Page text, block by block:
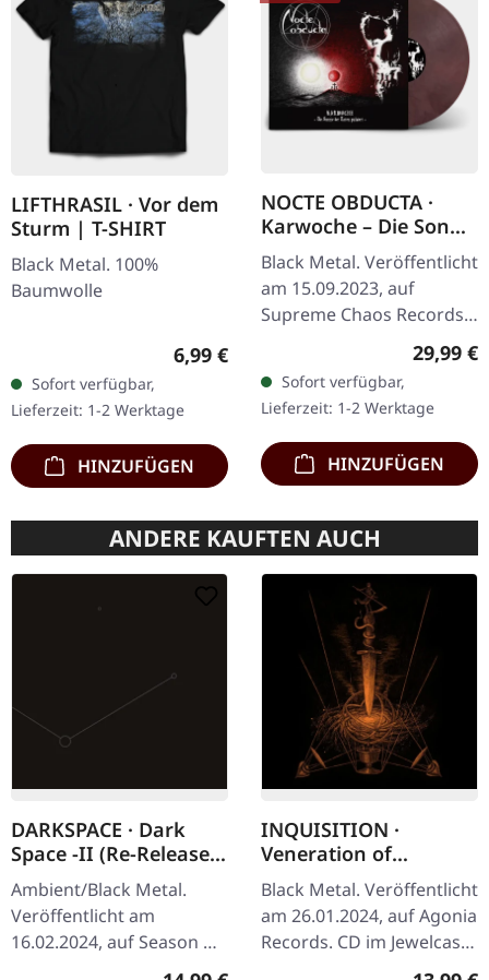
LIFTHRASIL · Vor dem
Sturm | T-SHIRT
Black Metal. 100%
Baumwolle
Regulärer Preis:
6,99 €
Sofort verfügbar,
Lieferzeit: 1-2 Werktage
HINZUFÜGEN
NOCTE OBDUCTA ·
Karwoche – Die Sonne
der Toten pulsiert |
CLEAR/RED MARBLED
LP
Black Metal. Veröffentlicht
am 15.09.2023, auf
Supreme Chaos Records.
Clear/Rot/Weiß/Schwarz
marmoriertes Vinyl im
Gatefold-Cover mit Insert,
…
29,99 €
Sofort verfügbar,
Lieferzeit: 1-2 Werktage
HINZUFÜGEN
ANDERE KAUFTEN AUCH
DARKSPACE · Dark
Space -II (Re-Release)
| DIGISLEEVE CD
Ambient/Black Metal.
Veröffentlicht am
16.02.2024, auf Season Of
Mist. Digisleeve CD. Die
INQUISITION ·
Veneration of
Medieval Mysticism
and Cosmological
Violence | CD
Black Metal. Veröffentlicht
am 26.01.2024, auf Agonia
Records. CD im Jewelcase.
Inquisition kehrt mit ihrer